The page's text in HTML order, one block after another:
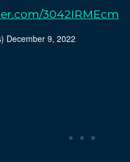
3042IRMEcm
December 9, 2022